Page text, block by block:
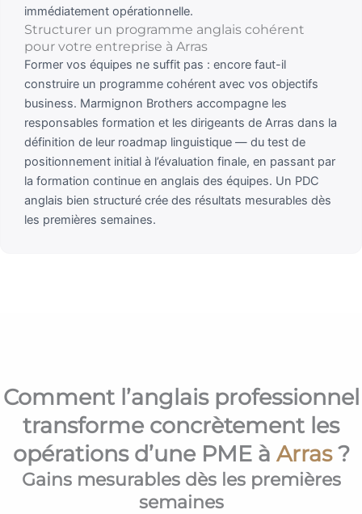
immédiatement opérationnelle.
Structurer un programme anglais cohérent
pour votre entreprise à Arras
Former vos équipes ne suffit pas : encore faut-il
construire un programme cohérent avec vos objectifs
business. Marmignon Brothers accompagne les
responsables formation et les dirigeants de Arras dans la
définition de leur roadmap linguistique — du test de
positionnement initial à l’évaluation finale, en passant par
la formation continue en anglais des équipes. Un PDC
anglais bien structuré crée des résultats mesurables dès
les premières semaines.
Comment l’anglais professionnel
transforme concrètement les
opérations d’une PME à Arras?
Gains mesurables dès les premières
semaines